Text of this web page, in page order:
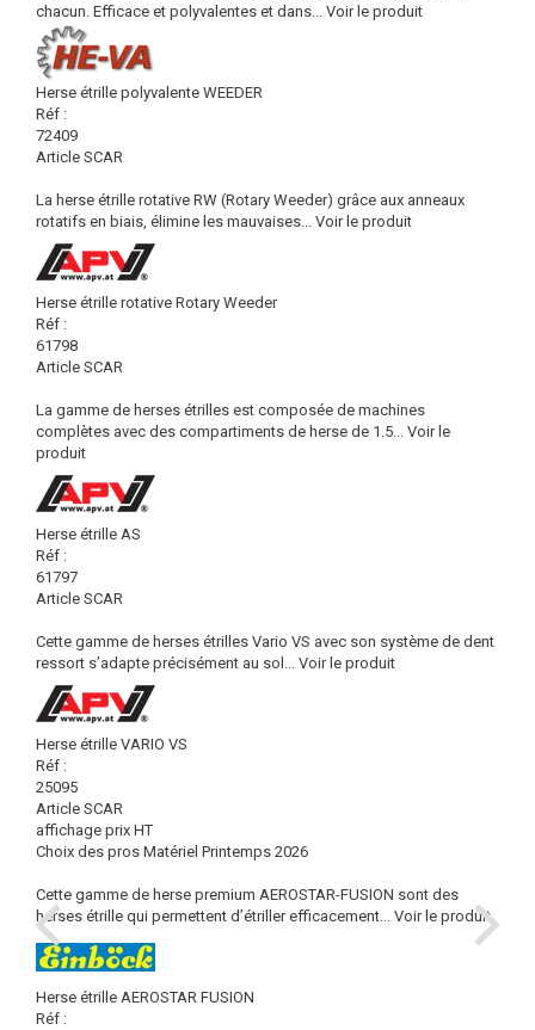
chacun. Efficace et polyvalentes et dans... Voir le produit
Herse étrille polyvalente WEEDER
Réf :
72409
Article SCAR
La herse étrille rotative RW (Rotary Weeder) grâce aux anneaux
rotatifs en biais, élimine les mauvaises... Voir le produit
Herse étrille rotative Rotary Weeder
Réf :
61798
Article SCAR
La gamme de herses étrilles est composée de machines
complètes avec des compartiments de herse de 1.5... Voir le
produit
Herse étrille AS
Réf :
61797
Article SCAR
Cette gamme de herses étrilles Vario VS avec son système de dent
ressort s’adapte précisément au sol... Voir le produit
Herse étrille VARIO VS
Réf :
25095
Article SCAR
affichage prix HT
Choix des pros Matériel Printemps 2026
Cette gamme de herse premium AEROSTAR-FUSION sont des
herses étrille qui permettent d’étriller efficacement... Voir le produit
Herse étrille AEROSTAR FUSION
Réf :